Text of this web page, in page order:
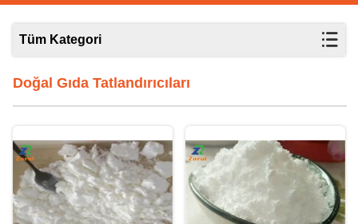
Tüm Kategori
Doğal Gıda Tatlandırıcıları